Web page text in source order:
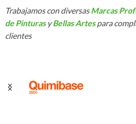
Trabajamos con diversasMarcas
de Pinturas yBellas Artespara
clientes